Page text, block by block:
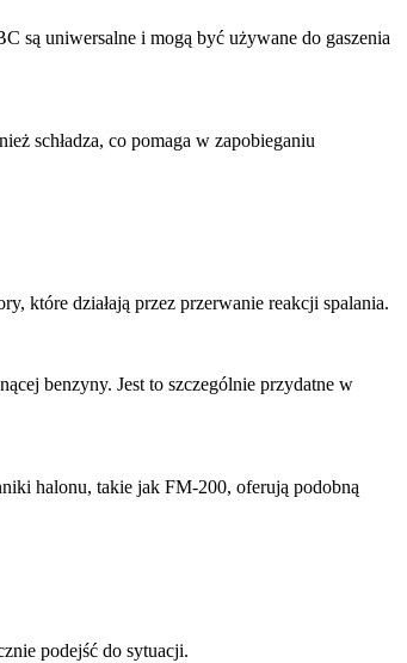
są uniwersalne i mogą być używane do gaszenia
schładza, co pomaga w zapobieganiu
które działają przez przerwanie reakcji spalania.
benzyny. Jest to szczególnie przydatne w
halonu, takie jak FM-200, oferują podobną
podejść do sytuacji.